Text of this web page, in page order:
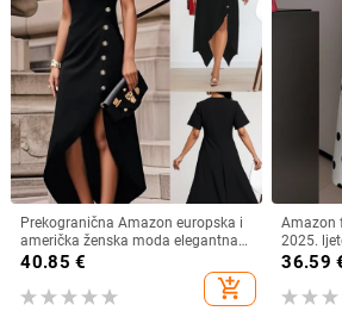
Prekogranična Amazon europska i
američka ženska moda elegantna
nepravilna haljina s ukrasom od
40.85 €
add_shopping_cart
Amazon
2025.
36.59